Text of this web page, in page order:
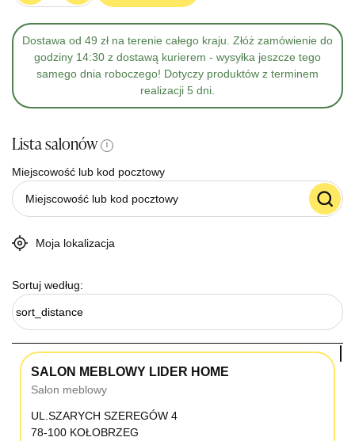
Dostawa od 49 zł na terenie całego kraju. Złóż zamówienie do
godziny 14:30 z dostawą kurierem - wysyłka jeszcze tego
samego dnia roboczego! Dotyczy produktów z terminem
realizacji 5 dni.
Lista salonów i
Miejscowość lub kod pocztowy
Moja lokalizacja
Sortuj według:
sort_distance
SALON MEBLOWY LIDER HOME
Salon meblowy
UL.SZARYCH SZEREGÓW 4
78-100 KOŁOBRZEG